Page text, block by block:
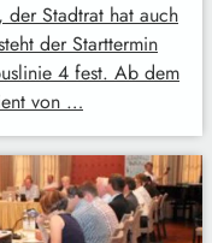
der Stadtrat hat auch
der Starttermin
4 fest. Ab dem
von …